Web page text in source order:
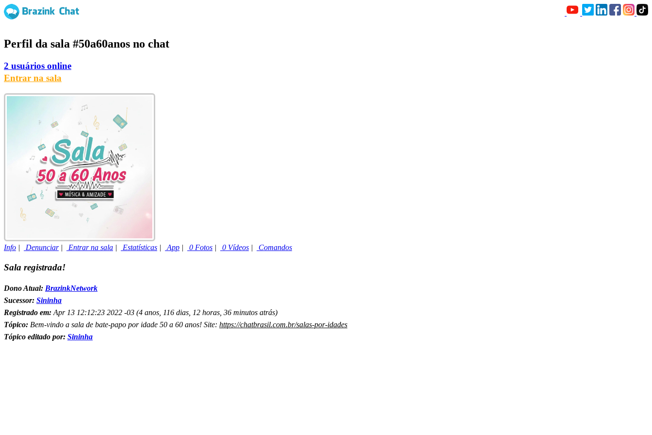
Perfil da sala #50a60anos no chat
2 usuários online
Entrar na sala
Info | Denunciar| Entrar na sala | Estatísticas | App | 0 Fotos | 0 Vídeos | Comandos
Sala registrada!
Dono Atual: BrazinkNetwork
Sucessor: Sininha
Registrado em: Apr 13 12:12:23 2022 -03 (4 anos, 116 dias, 12 horas, 36 minutos atrás)
Tópico: Bem-vindo a sala de bate-papo por idade 50 a 60 anos! Site: https://chatbrasil.com.br/salas-por-idades
Tópico editado por: Sininha